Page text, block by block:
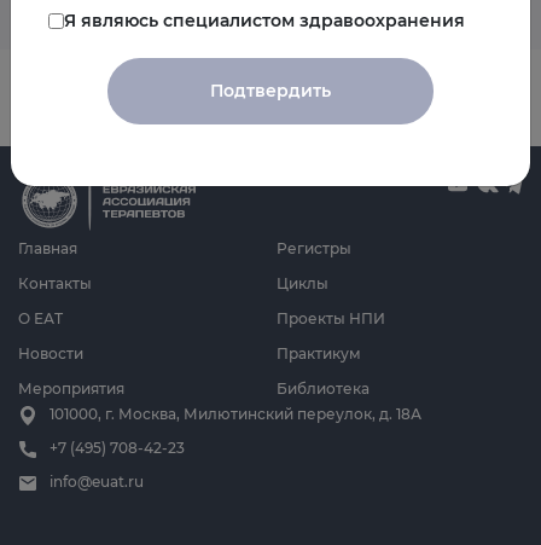
Главная
О ЕАТ
Новости
Мероприятия
Циклы
Проекты НПИ
Практикум
Библиотека
Регистры
Контакты
101000, г. Москва, Милютинский переулок, д. 18А
+7 (495) 708-42-23
info@euat.ru
Я являюсь специалистом здравоохранения
Подтвердить